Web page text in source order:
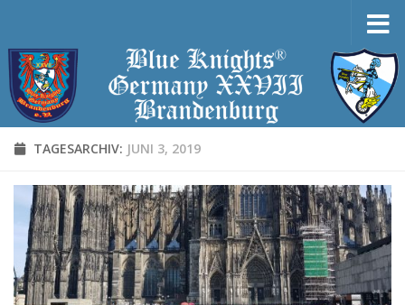
TAGESARCHIV: JUNI 3, 2019